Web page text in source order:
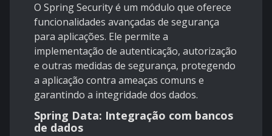
O Spring Security é um módulo que oferece
funcionalidades avançadas de segurança
para aplicações. Ele permite a
implementação de autenticação, autorização
e outras medidas de segurança, protegendo
a aplicação contra ameaças comuns e
garantindo a integridade dos dados.
Spring Data: Integração com bancos
de dados